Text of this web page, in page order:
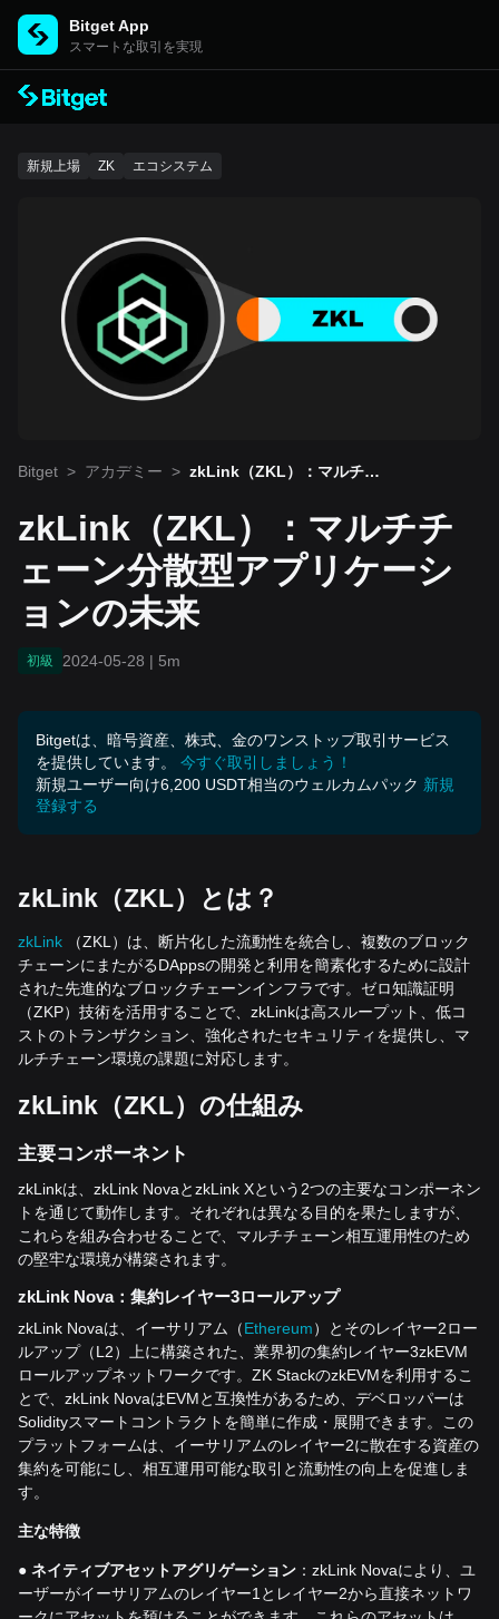
Bitget App
スマートな取引を実現
新規上場 ZK エコシステム
Bitget > アカデミー > zkLink（ZKL）：マルチチ
zkLink（ZKL）：マルチチ
ェーン分散型アプリケーシ
ョンの未来
初級 2024-05-28 | 5m
Bitgetは、暗号資産、株式、金のワンストップ取引サービス
を提供しています。
今すぐ取引しましょう！
新規ユーザー向け6,200 USDT相当のウェルカムパック 新規
登録する
zkLink （ZKL）とは？
zkLink
（ZKL）は、断片化した流動性を統合し、複数のブロック
チェーンにまたがるDAppsの開発と利用を簡素化するために設計
された先進的なブロックチェーンインフラです。ゼロ知識証明
（ZKP）技術を活用することで、zkLinkは高スループット、低コ
ストのトランザクション、強化されたセキュリティを提供し、マ
ルチチェーン環境の課題に対応します。
zkLink （ZKL）の仕組み
主要コンポーネント
zkLinkは、zkLink NovaとzkLink Xという2つの主要なコンポーネン
トを通じて動作します。それぞれは異なる目的を果たしますが、
これらを組み合わせることで、マルチチェーン相互運用性のため
の堅牢な環境が構築されます。
zkLink Nova：集約レイヤー3ロールアップ
zkLink Novaは、イーサリアム（Ethereum）とそのレイヤー2ロー
ルアップ（L2）上に構築された、業界初の集約レイヤー3zkEVM
ロールアップネットワークです。ZK StackのzkEVMを利用するこ
とで、zkLink NovaはEVMと互換性があるため、デベロッパーは
Solidityスマートコントラクトを簡単に作成・展開できます。この
プラットフォームは、イーサリアムのレイヤー2に散在する資産の
集約を可能にし、相互運用可能な取引と流動性の向上を促進しま
す。
主な特徴
● ネイティブアセットアグリゲーション ：zkLink Novaにより、ユ
ーザーがイーサリアムのレイヤー1とレイヤー2から直接ネットワ